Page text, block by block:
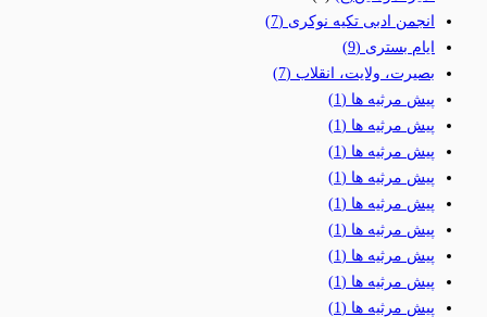
انجمن ادبی تکیه نوکری (7)
ایام بستری (9)
بصیرت، ولایت، انقلاب (7)
پیش مرثیه ها (1)
پیش مرثیه ها (1)
پیش مرثیه ها (1)
پیش مرثیه ها (1)
پیش مرثیه ها (1)
پیش مرثیه ها (1)
پیش مرثیه ها (1)
پیش مرثیه ها (1)
پیش مرثیه ها (1)